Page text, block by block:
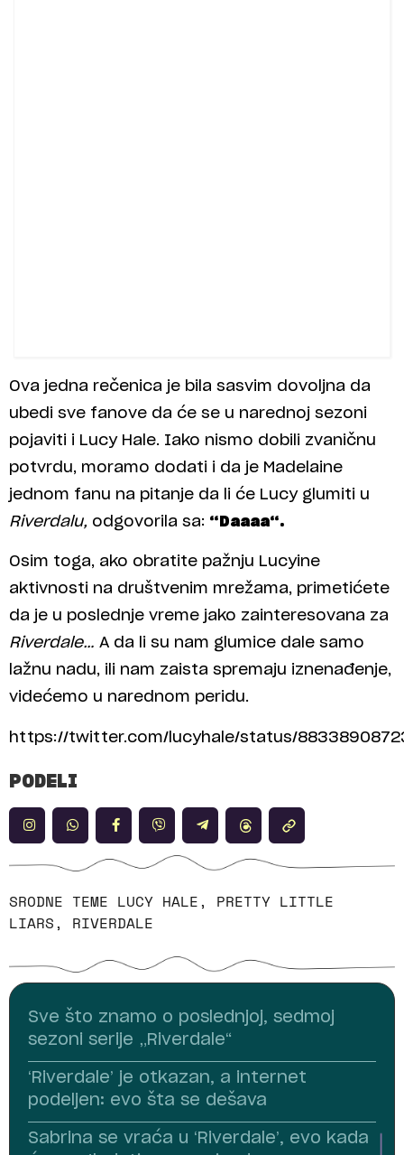
Ova jedna rečenica je bila sasvim dovoljna da
ubedi sve fanove da će se u narednoj sezoni
pojaviti i Lucy Hale. Iako nismo dobili zvaničnu
potvrdu, moramo dodati i da je Madelaine
jednom fanu na pitanje da li će Lucy glumiti u
Riverdalu, odgovorila sa: “Daaaa“.
Osim toga, ako obratite pažnju Lucyine
aktivnosti na društvenim mrežama, primetićete
da je u poslednje vreme jako zainteresovana za
Riverdale… A da li su nam glumice dale samo
lažnu nadu, ili nam zaista spremaju iznenađenje,
videćemo u narednom peridu.
https://twitter.com/lucyhale/status/
PODELI
SRODNE TEME LUCY HALE, PRETTY LITTLE
LIARS, RIVERDALE
Sve što znamo o poslednjoj, sedmoj
sezoni serije „Riverdale“
‘Riverdale’ je otkazan, a internet
podeljen: evo šta se dešava
Sabrina se vraća u ‘Riverdale’, evo kada